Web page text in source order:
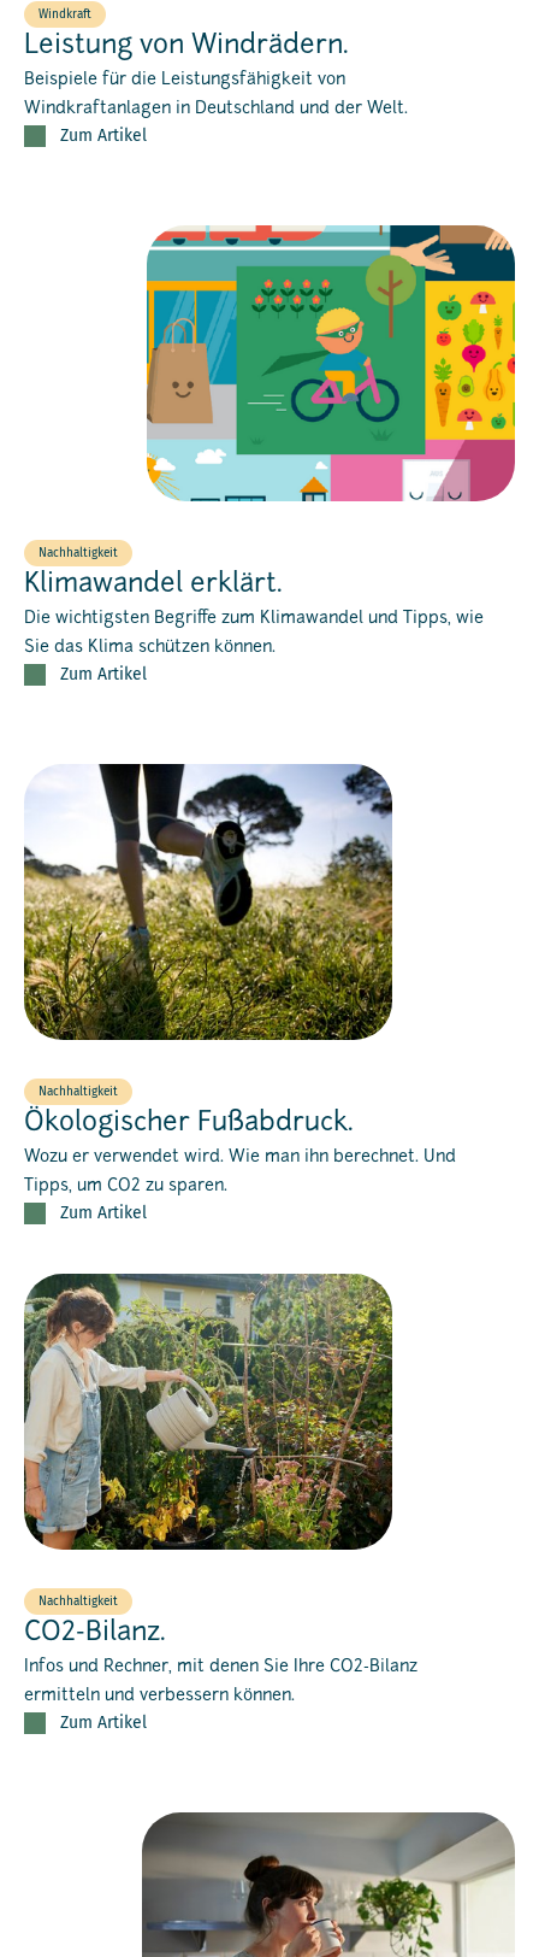
Windkraft
Leistung von Windrädern.
Beispiele für die Leistungsfähigkeit von
Windkraftanlagen in Deutschland und der Welt.
Zum Artikel
Nachhaltigkeit
Klimawandel erklärt.
Die wichtigsten Begriffe zum Klimawandel und Tipps, wie
Sie das Klima schützen können.
Zum Artikel
Nachhaltigkeit
Ökologischer Fußabdruck.
Wozu er verwendet wird. Wie man ihn berechnet. Und
Tipps, um CO2 zu sparen.
Zum Artikel
Nachhaltigkeit
CO2-Bilanz.
Infos und Rechner, mit denen Sie Ihre CO2-Bilanz
ermitteln und verbessern können.
Zum Artikel